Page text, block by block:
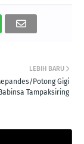
LEBIH BARU
Potong Gigi
Tampaksiring